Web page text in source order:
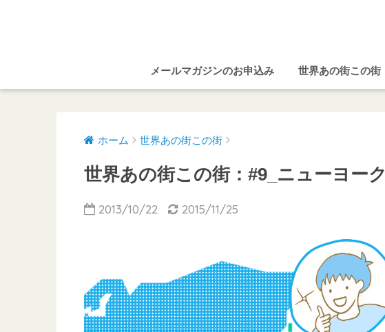
メールマガジンのお申込み 世界あの街この街
ホーム 世界あの街この街
世界あの街この街：#9_ニューヨーク
2013/10/22 2015/11/25